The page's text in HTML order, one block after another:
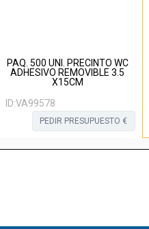
PAQ. 500 UNI. PRECINTO WC
ADHESIVO REMOVIBLE 3.5
X15CM
ID:VA99578
PEDIR PRESUPUESTO €